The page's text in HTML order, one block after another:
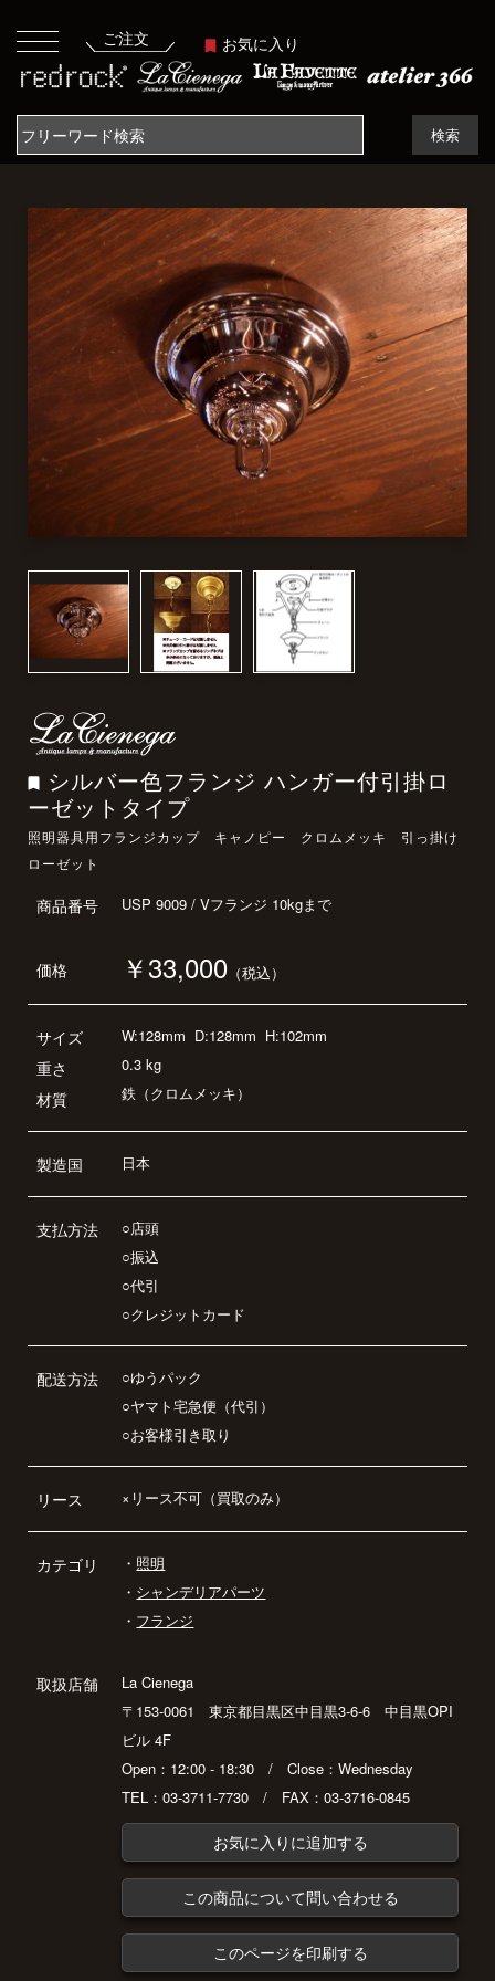
ご注文 お気に入り
検索
シルバー色フランジ ハンガー付引掛ロ
ーゼットタイプ
照明器具用フランジカップ キャノピー クロムメッキ 引っ掛け
ローゼット
商品番号 USP 9009 / Vフランジ 10kgまで
価格 ￥33,000 （税込）
サイズ
重さ
材質
W:128mm D:128mm H:102mm
0.3 kg
鉄（クロムメッキ）
製造国 日本
支払方法
○店頭
○振込
○代引
○クレジットカード
配送方法
○ゆうパック
○ヤマト宅急便（代引）
○お客様引き取り
リース ×リース不可（買取のみ）
カテゴリ ・ 照明
・ シャンデリアパーツ
・ フランジ
取扱店舗
La Cienega
〒153-0061 東京都目黒区中目黒3-6-6 中目黒OPI
ビル 4F
Open：12:00 - 18:30 / Close：Wednesday
TEL：03-3711-7730 / FAX：03-3716-0845
お気に入りに追加する
この商品について問い合わせる
このページを印刷する